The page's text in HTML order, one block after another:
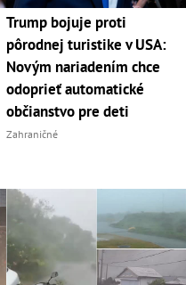
Trump bojuje proti
pôrodnej turistike v USA:
Novým nariadením chce
odoprieť automatické
občianstvo pre deti
Zahraničné